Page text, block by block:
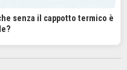
senza il cappotto termico è